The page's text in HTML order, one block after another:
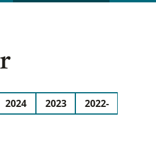
2024 2023 2022-